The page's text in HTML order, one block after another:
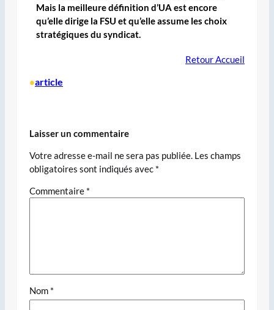
Mais la meilleure définition d’UA est encore
qu’elle dirige la FSU et qu’elle assume les choix
stratégiques du syndicat.
Retour Accueil
•article
Laisser un commentaire
Votre adresse e-mail ne sera pas publiée. Les champs
obligatoires sont indiqués avec *
Commentaire *
Nom *